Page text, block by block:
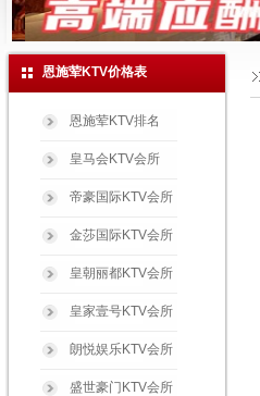
恩施荤KTV价格表
恩施荤KTV排名
皇马会KTV会所
帝豪国际KTV会所
金莎国际KTV会所
皇朝丽都KTV会所
皇家壹号KTV会所
朗悦娱乐KTV会所
盛世豪门KTV会所